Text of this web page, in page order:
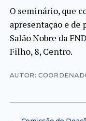
O seminário, que
apresentação e de
Salão Nobre da
Filho, 8, Centro.
AUTOR: